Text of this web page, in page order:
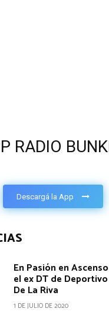
RADIO
Descargá la App
En Pasión en
el ex DT de
De La Riva
1 DE JULIO DE 2020